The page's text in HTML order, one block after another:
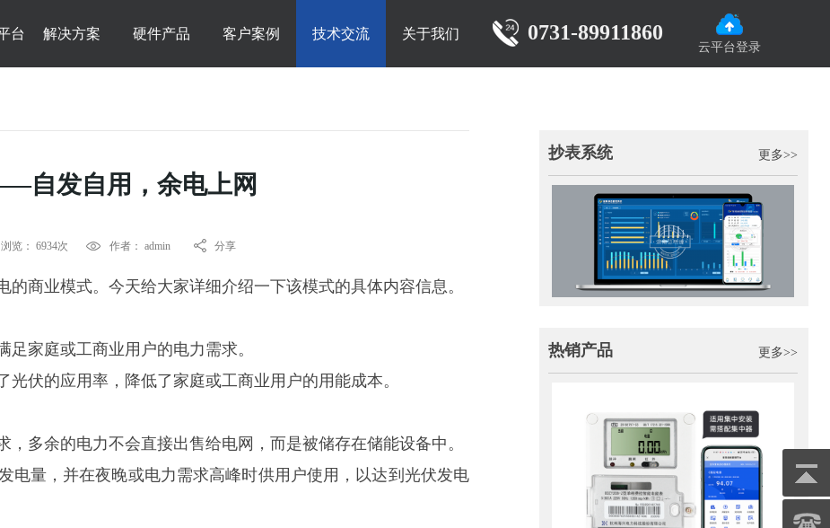
云平台登录
0731-89911860
台 解决方案 硬件产品 客户案例 技术交流 关于我们
自发自用，余电上网
浏览： 6934次 作者： admin 分享
的商业模式。 今天给大家详细介绍一下该模式的具体内容信息。
家庭或工商业用户的电力需求。
伏的应用率，降低了家庭或工商业用户的用能成本。
多余的电力不会直接出售给电网，而是被储存在储能设备中。
电量，并在夜晚或电力需求高峰时供用户使用，以达到光伏发电
抄表系统 更多>>
热销产品 更多>>